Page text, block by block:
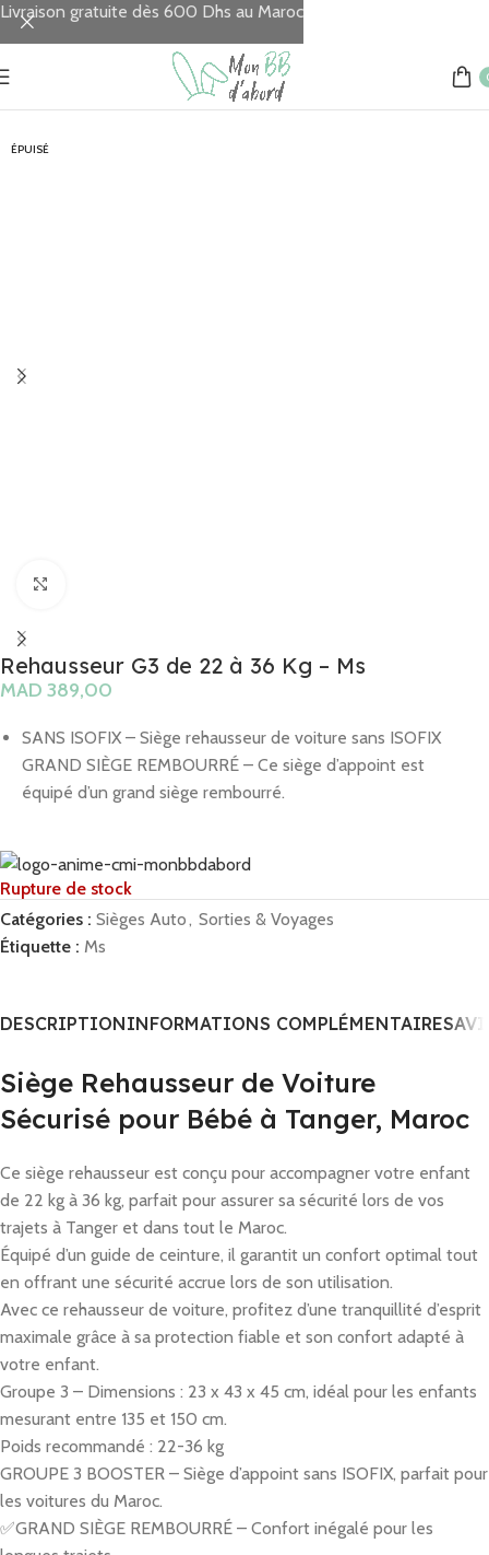
Accueil Sorties & Voyages Sièges Auto
ÉPUISÉ
Rehausseur G3 de 22 à 36 Kg – Ms
MAD
SANS ISOFIX – Siège rehausseur de voiture sans ISOFIX
GRAND SIÈGE REMBOURRÉ – Ce siège d’appoint est
équipé d’un grand siège rembourré.
Rupture de stock
Catégories : Sièges Auto, Sorties & Voyages
Étiquette : Ms
DESCRIPTIONINFORMATIONS COMPLÉMENTAIRES
Siège Rehausseur de Voiture
Sécurisé pour Bébé à Tanger, Maroc
Ce siège rehausseur est conçu pour accompagner votre enfant
de 22 kg à 36 kg, parfait pour assurer sa sécurité lors de vos
trajets à Tanger et dans tout le Maroc.
Équipé d’un guide de ceinture, il garantit un confort optimal tout
en offrant une sécurité accrue lors de son utilisation.
Avec ce rehausseur de voiture, profitez d’une tranquillité d’esprit
maximale grâce à sa protection fiable et son confort adapté à
votre enfant.
Groupe 3 – Dimensions : 23 x 43 x 45 cm, idéal pour les enfants
mesurant entre 135 et 150 cm.
Poids recommandé : 22-36 kg
GROUPE 3 BOOSTER – Siège d’appoint sans ISOFIX, parfait pour
les voitures du Maroc.
✅GRAND SIÈGE REMBOURRÉ – Confort inégalé pour les
Livraison gratuite dès 600 Dhs au Maroc